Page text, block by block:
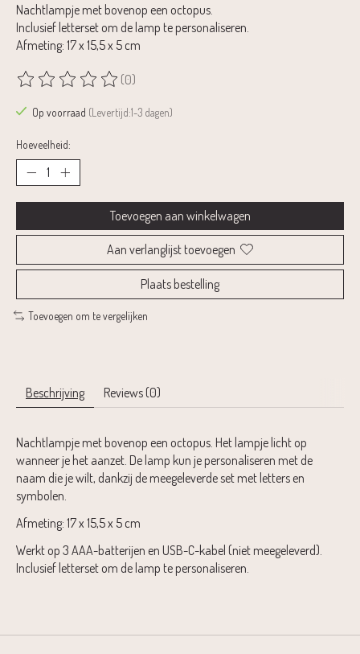
Nachtlampje met bovenop een octopus.
Inclusief letterset om de lamp te personaliseren.
Afmeting: 17 x 15,5 x 5 cm
De beoordeling van dit product is
(0)
Op voorraad (Levertijd:1-3 dagen)
Hoeveelheid:
Toevoegen aan winkelwagen
Aan verlanglijst toevoegen
Plaats bestelling
Toevoegen om te vergelijken
Beschrijving Reviews (0)
Nachtlampje met bovenop een octopus. Het lampje licht op
wanneer je het aanzet. De lamp kun je personaliseren met de
naam die je wilt, dankzij de meegeleverde set met letters en
symbolen.
Afmeting: 17 x 15,5 x 5 cm
Werkt op 3 AAA-batterijen en USB-C-kabel (niet meegeleverd).
Inclusief letterset om de lamp te personaliseren.